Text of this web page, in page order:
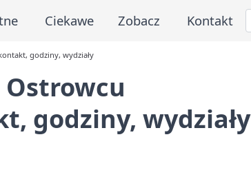
Ciekawe Zobacz Kontakt
godziny, wydziały
godziny, wydziały